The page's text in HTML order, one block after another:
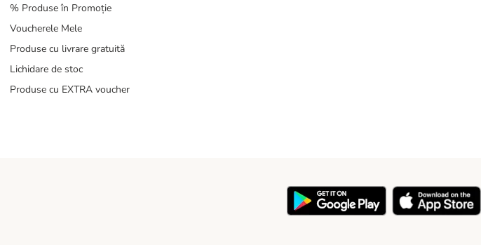
% Produse în Promoție
Voucherele Mele
Produse cu livrare gratuită
Lichidare de stoc
Produse cu EXTRA voucher